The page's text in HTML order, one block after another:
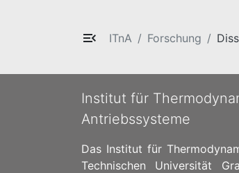
ITnA Forschung
Institut für
Antriebssysteme
Das Institut für
Technischen Universität